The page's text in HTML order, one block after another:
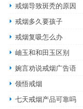
戒烟导致斑秃的原因
戒烟多久要孩子
戒烟复吸怎么办
岫玉和和田玉区别
婉言劝说戒烟广告语
领悟戒烟
七天戒烟产品可靠吗